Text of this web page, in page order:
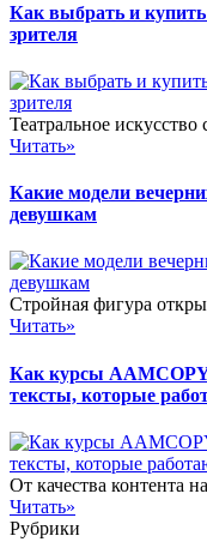
Как выбрать и
зрителя
Театральное
Читать»
Какие модели
девушкам
Стройная фигура
Читать»
Как курсы AAMCOPY
тексты, которые
От качества контента
Читать»
Рубрики